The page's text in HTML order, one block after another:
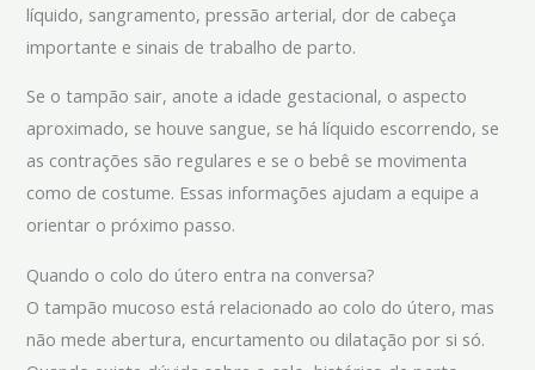
líquido, sangramento, pressão arterial, dor de cabeça
importante e sinais de trabalho de parto.
Se o tampão sair, anote a idade gestacional, o aspecto
aproximado, se houve sangue, se há líquido escorrendo, se
as contrações são regulares e se o bebê se movimenta
como de costume. Essas informações ajudam a equipe a
orientar o próximo passo.
Quando o colo do útero entra na conversa?
O tampão mucoso está relacionado ao colo do útero, mas
não mede abertura, encurtamento ou dilatação por si só.